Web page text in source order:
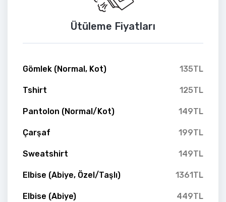
Ütüleme Fiyatları
Gömlek (Normal, Kot) 135TL
Tshirt 125TL
Pantolon (Normal/Kot) 149TL
Çarşaf 199TL
Sweatshirt 149TL
Elbise (Abiye, Özel/Taşlı) 1361TL
Elbise (Abiye) 449TL